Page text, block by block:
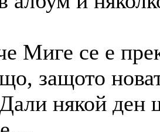
Миге се е
защото
някой ден